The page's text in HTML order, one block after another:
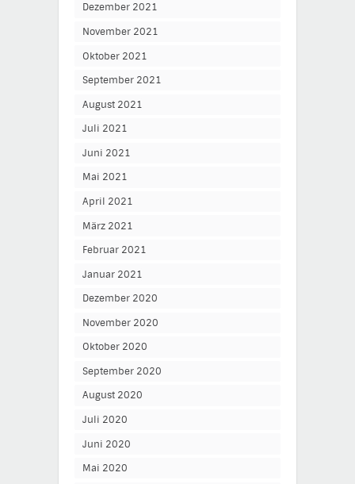
Dezember 2021
November 2021
Oktober 2021
September 2021
August 2021
Juli 2021
Juni 2021
Mai 2021
April 2021
März 2021
Februar 2021
Januar 2021
Dezember 2020
November 2020
Oktober 2020
September 2020
August 2020
Juli 2020
Juni 2020
Mai 2020